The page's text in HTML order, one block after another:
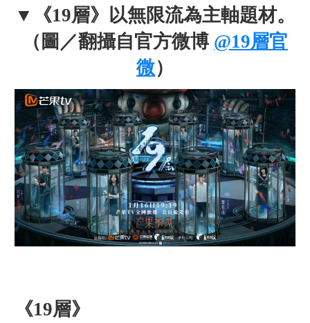
▼
《19層》以無限流為主軸題材。
（圖／翻攝自官方微博 @19層官
微）
《19層》